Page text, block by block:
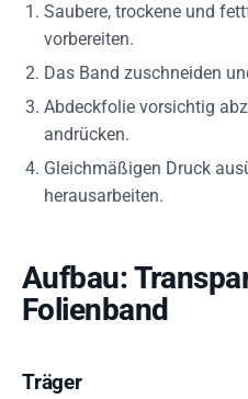
Saubere, trockene und
vorbereiten.
Das Band zuschneiden
Abdeckfolie vorsichtig
andrücken.
Gleichmäßigen Druck
herausarbeiten.
Aufbau:
Folienband
Träger